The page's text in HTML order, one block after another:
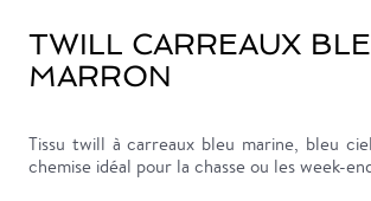
TWILL CARREAUX
MARRON
Tissu twill à carreaux bleu marine, bleu
chemise idéal pour la chasse ou les week-